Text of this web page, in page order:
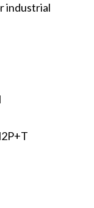
industrial